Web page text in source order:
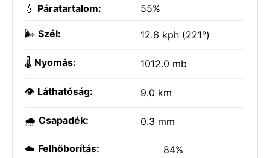
💧 Páratartalom: 55%
🌬️ Szél: 12.6 kph (221°)
🌡️ Nyomás: 1012.0 mb
👁️ Láthatóság: 9.0 km
🌧️ Csapadék: 0.3 mm
☁️ Felhőborítás: 84%